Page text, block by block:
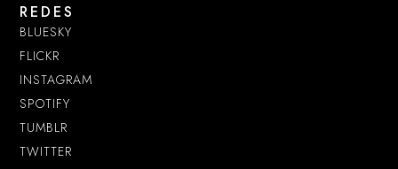
REDES
BLUESKY
FLICKR
INSTAGRAM
SPOTIFY
TUMBLR
TWITTER